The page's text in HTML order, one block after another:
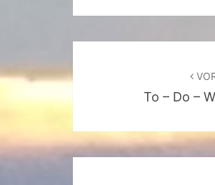
To – Do –